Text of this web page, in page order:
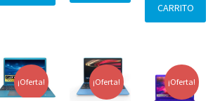
CARRITO
¡Oferta! ¡Oferta! ¡Oferta!